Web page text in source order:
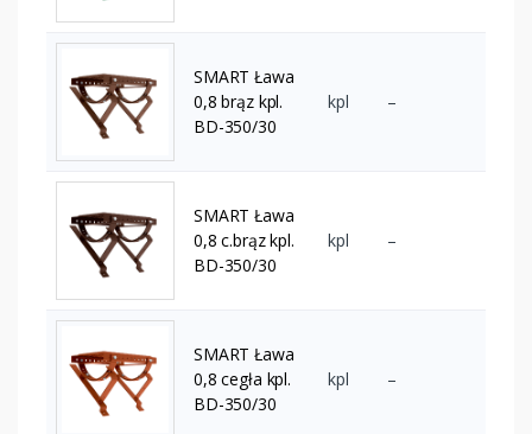
SMART Ława
0,8 brąz kpl.
BD-350/30
kpl –
SMART Ława
0,8 c.brąz kpl.
BD-350/30
kpl –
SMART Ława
0,8 cegła kpl.
BD-350/30
kpl –